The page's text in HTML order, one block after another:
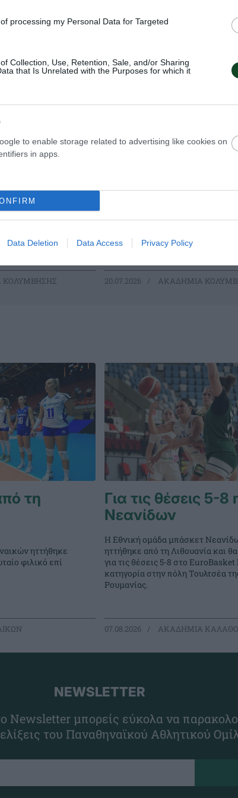
processing my Personal Data for Targeted
Collection, Use, Retention, Sale, and/or Sharing
that Is Unrelated with the Purposes for which it
to enable storage related to advertising like cookies on
in apps.
Data Deletion Data Access Privacy Policy
Παντελής
θέση στους
Πανελλήνιο
τον Παναθηναϊκό στο Πανελλήνιο
πρωτάθλημα κατηγοριών στο
20.07.2026 ΑΚΑΔΗΜΙΑ
τη
ηττήθηκε
φιλικό επί
Για τις θέσεις 5-8
Νεανίδων
Η Εθνική ομάδα μπάσκετ
ηττήθηκε από τη Λιθουανία και
για τις θέσεις 5-8 στο EuroBasket
κατηγορία στην πόλη Τουλτσέα
Ρουμανίας.
07.08.2026 ΑΚΑΔΗΜΙΑ
NEWSLETTER
Newsletter μπορείς εύκολα να
του Παναθηναϊκού Αθλητικού